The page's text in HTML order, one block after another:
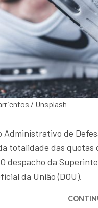
/ Unsplash
Administrativo de
totalidade das quotas
despacho da
da União (DOU).